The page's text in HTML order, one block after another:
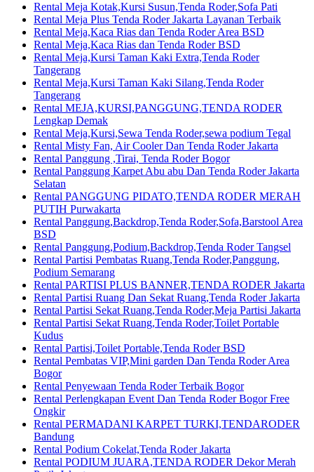
Rental Meja Kotak,Kursi Susun,Tenda Roder,Sofa Pati
Rental Meja Plus Tenda Roder Jakarta Layanan Terbaik
Rental Meja,Kaca Rias dan Tenda Roder Area BSD
Rental Meja,Kaca Rias dan Tenda Roder BSD
Rental Meja,Kursi Taman Kaki Extra,Tenda Roder
Tangerang
Rental Meja,Kursi Taman Kaki Silang,Tenda Roder
Tangerang
Rental MEJA,KURSI,PANGGUNG,TENDA RODER
Lengkap Demak
Rental Meja,Kursi,Sewa Tenda Roder,sewa podium Tegal
Rental Misty Fan, Air Cooler Dan Tenda Roder Jakarta
Rental Panggung ,Tirai, Tenda Roder Bogor
Rental Panggung Karpet Abu abu Dan Tenda Roder Jakarta
Selatan
Rental PANGGUNG PIDATO,TENDA RODER MERAH
PUTIH Purwakarta
Rental Panggung,Backdrop,Tenda Roder,Sofa,Barstool Area
BSD
Rental Panggung,Podium,Backdrop,Tenda Roder Tangsel
Rental Partisi Pembatas Ruang,Tenda Roder,Panggung,
Podium Semarang
Rental PARTISI PLUS BANNER,TENDA RODER Jakarta
Rental Partisi Ruang Dan Sekat Ruang,Tenda Roder Jakarta
Rental Partisi Sekat Ruang,Tenda Roder,Meja Partisi Jakarta
Rental Partisi Sekat Ruang,Tenda Roder,Toilet Portable
Kudus
Rental Partisi,Toilet Portable,Tenda Roder BSD
Rental Pembatas VIP,Mini garden Dan Tenda Roder Area
Bogor
Rental Penyewaan Tenda Roder Terbaik Bogor
Rental Perlengkapan Event Dan Tenda Roder Bogor Free
Ongkir
Rental PERMADANI KARPET TURKI,TENDARODER
Bandung
Rental Podium Cokelat,Tenda Roder Jakarta
Rental PODIUM JUARA,TENDA RODER Dekor Merah